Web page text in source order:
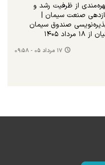
از ظرفیت رشد و
صنعت سیمان |
صندوق سیمان
از ۱۸ مرداد ۱۴۰۵
۱۷ مرداد ۰۵ - ۰۹:۵۸